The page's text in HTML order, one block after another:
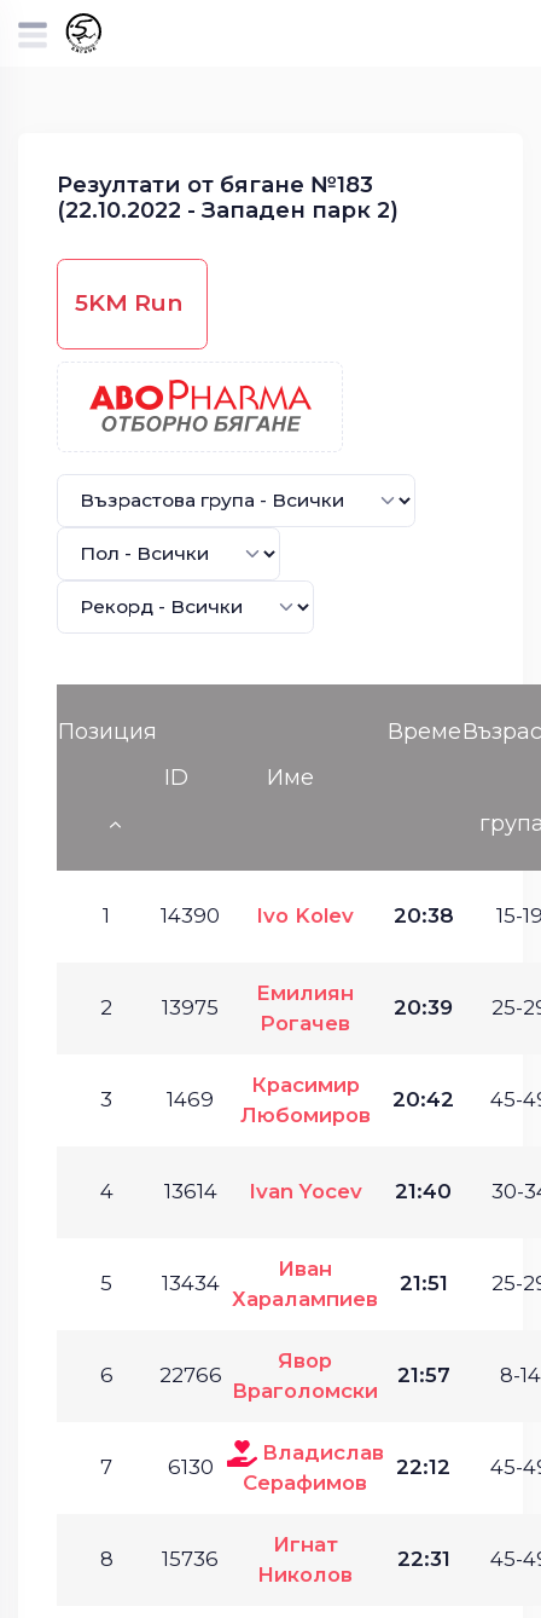
Резултати от бягане №183
(22.10.2022 - Западен парк 2)
5KM Run
Позиция
ID
Име
Време
1 14390 Ivo Kolev 20:38 15-
2 13975
Емилиян
Рогачев
20:39 25-
3 1469
Красимир
Любомиров
20:42 45-
4 13614 Ivan Yocev 21:40 30-
5 13434
Иван
Харалампиев
21:51 25-
6 22766
Явор
Враголомски
21:57 8-
7 6130
Владислав
Серафимов
22:12 45-
8 15736
Игнат
Николов
22:31 45-